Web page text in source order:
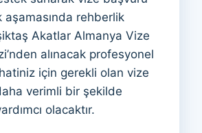
aşamasında rehberlik
Akatlar Almanya Vize
alınacak profesyonel
için gerekli olan vize
verimli bir şekilde
olacaktır.